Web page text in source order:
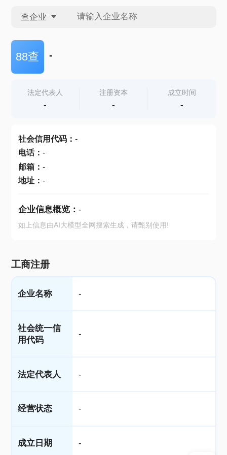
查企业
查企业
查产地
88查 -
法定代表人
-
注册资本
-
成立时间
-
社会信用代码： -
电话： -
邮箱： -
地址： -
企业信息概览： -
如上信息由AI大模型全网搜索生成，请甄别使用!
工商注册
企业名称 -
社会统一信
用代码
-
法定代表人 -
经营状态 -
成立日期 -